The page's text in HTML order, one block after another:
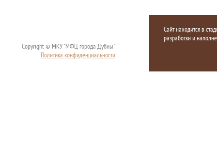
Copyright © МКУ "МФЦ города Дубны"
Политика конфиденциальности
Сайт находится в
разработки и